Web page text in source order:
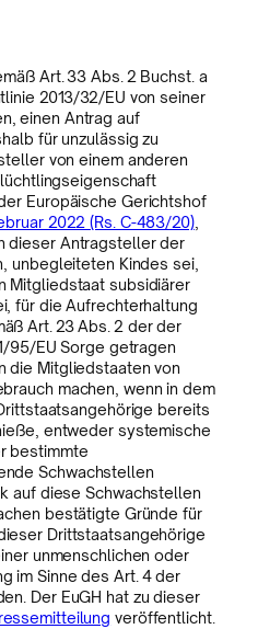
Art. 33 Abs. 2 Buchst. a
2013/32/EU von seiner
einen Antrag auf
für unzulässig zu
von einem anderen
Europäische Gerichtshof
2022 (Rs. C-483/20),
dieser Antragsteller der
unbegleiteten Kindes sei,
Mitgliedstaat subsidiärer
für die Aufrechterhaltung
Art. 23 Abs. 2 der der
95/EU Sorge getragen
die Mitgliedstaaten von
machen, wenn in dem
bereits
entweder systemische
bestimmte
Schwachstellen
auf diese Schwachstellen
bestätigte Gründe für
Drittstaatsangehörige
unmenschlichen oder
im Sinne des Art. 4 der
Der EuGH hat zu dieser
veröffentlicht.